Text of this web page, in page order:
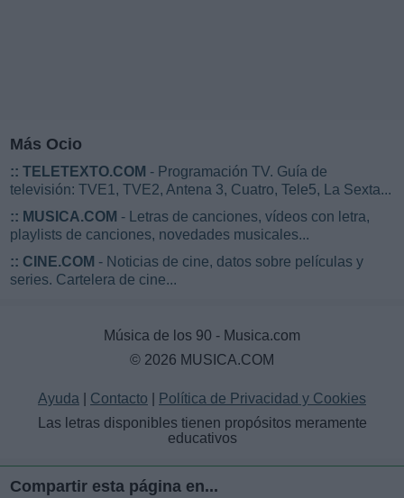
Más Ocio
:: TELETEXTO.COM - Programación TV. Guía de
televisión: TVE1, TVE2, Antena 3, Cuatro, Tele5, La Sexta...
:: MUSICA.COM - Letras de canciones, vídeos con letra,
playlists de canciones, novedades musicales...
:: CINE.COM - Noticias de cine, datos sobre películas y
series. Cartelera de cine...
Música de los 90 - Musica.com
© 2026 MUSICA.COM
Ayuda Contacto
Política de Privacidad y Cookies
Las letras disponibles tienen propósitos meramente
educativos
Compartir esta página en...